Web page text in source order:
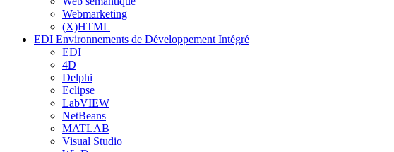
Webmarketing
(X)HTML
EDI Environnements de Développement Intégré
EDI
4D
Delphi
Eclipse
LabVIEW
NetBeans
MATLAB
Visual Studio